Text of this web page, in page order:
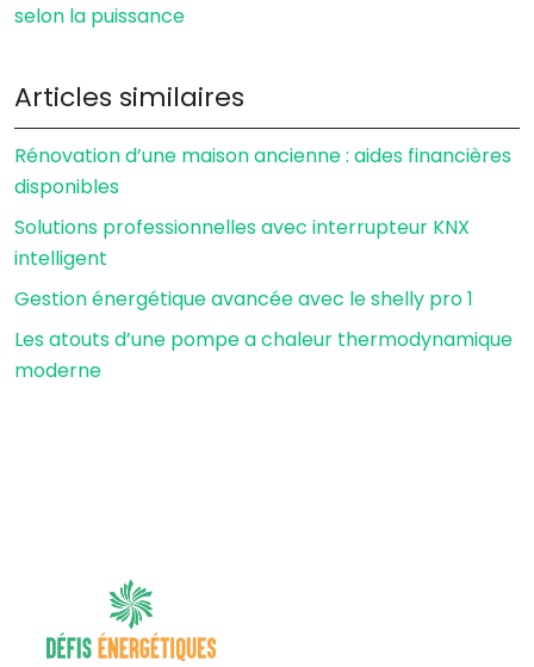
selon la puissance
Articles similaires
Rénovation d’une maison ancienne : aides financières
disponibles
Solutions professionnelles avec interrupteur KNX
intelligent
Gestion énergétique avancée avec le shelly pro 1
Les atouts d’une pompe a chaleur thermodynamique
moderne